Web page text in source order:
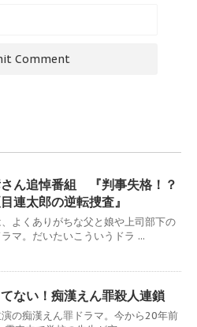
ん追悼番組 『判事失格！？
連太郎の逆転捜査』
よくありがちな父と娘や上司部下の
マ。だいたいこういうドラ ...
ない！痴漢えん罪殺人連鎖
の痴漢えん罪ドラマ。今から20年前